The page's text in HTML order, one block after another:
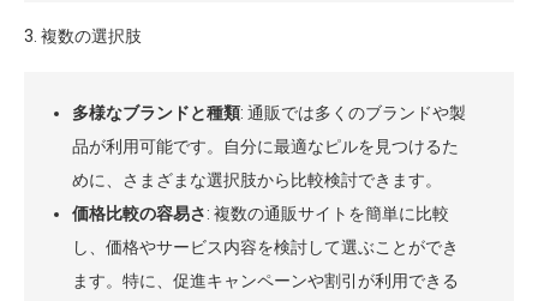
3. 複数の選択肢
多様なブランドと種類: 通販では多くのブランドや製
品が利用可能です。自分に最適なピルを見つけるた
めに、さまざまな選択肢から比較検討できます。
価格比較の容易さ: 複数の通販サイトを簡単に比較
し、価格やサービス内容を検討して選ぶことができ
ます。特に、促進キャンペーンや割引が利用できる